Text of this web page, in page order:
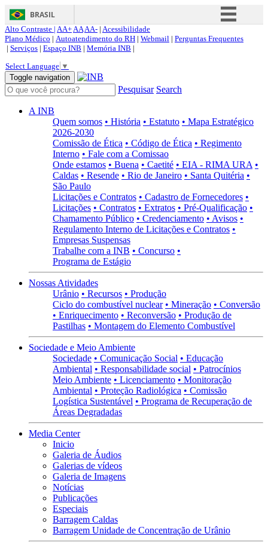
BRASIL
Simplifique!
Acesso à informação
Canais
Alto Contraste | AA+AAAA- | Acessibilidade
Plano Médico | Autoatendimento do RH | Webmail | Perguntas Frequentes
| Serviços | Espaço INB | Memória INB |
Select Language ▼
Toggle navigation
Pesquisar Search
A INB
Quem somos • História • Estatuto • Mapa Estratégico
2026-2030
Comissão de Ética • Código de Ética • Regimento
Interno • Fale com a Comissao
Onde estamos • Buena • Caetité • EIA - RIMA URA •
Caldas • Resende • Rio de Janeiro • Santa Quitéria •
São Paulo
Licitações e Contratos • Cadastro de Fornecedores •
Licitações • Contratos • Extratos • Pré-Qualificação •
Chamamento Público • Credenciamento • Avisos •
Regulamento Interno de Licitações e Contratos •
Empresas Suspensas
Trabalhe com a INB • Concurso •
Programa de Estágio
Nossas Atividades
Urânio • Recursos • Produção
Ciclo do combustível nuclear • Mineração • Conversão
• Enriquecimento • Reconversão • Produção de
Pastilhas • Montagem do Elemento Combustível
Sociedade e Meio Ambiente
Sociedade • Comunicação Social • Educação
Ambiental • Responsabilidade social • Patrocínios
Meio Ambiente • Licenciamento • Monitoração
Ambiental • Proteção Radiológica • Comissão
Logística Sustentável • Programa de Recuperação de
Áreas Degradadas
Media Center
Inicio
Galeria de Áudios
Galerias de vídeos
Galeria de Imagens
Notícias
Publicações
Especiais
Barragem Caldas
Barragem Unidade de Concentração de Urânio